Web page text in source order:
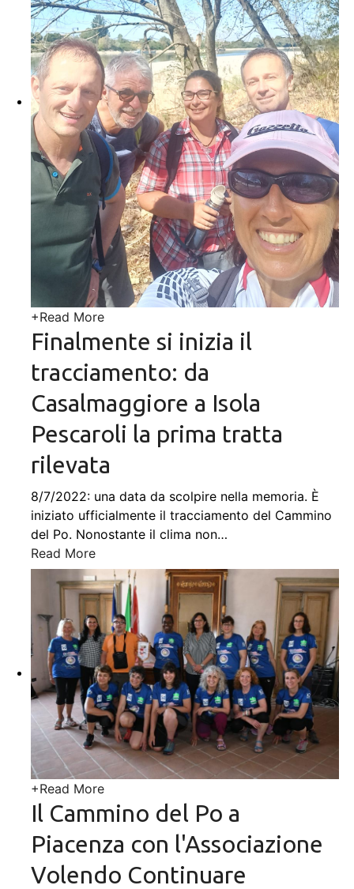
+Read More
Finalmente si inizia il
tracciamento: da
Casalmaggiore a Isola
Pescaroli la prima tratta
rilevata
8/7/2022: una data da scolpire nella memoria. È
iniziato ufficialmente il tracciamento del Cammino
del Po. Nonostante il clima non…
Read More
+Read More
Il Cammino del Po a
Piacenza con l'Associazione
Volendo Continuare